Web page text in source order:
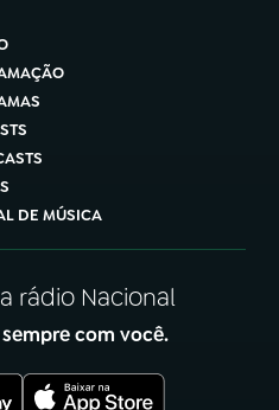
DE MÚSICA
rádio Nacional
com você.